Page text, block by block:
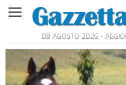
08 AGOSTO 2026 -